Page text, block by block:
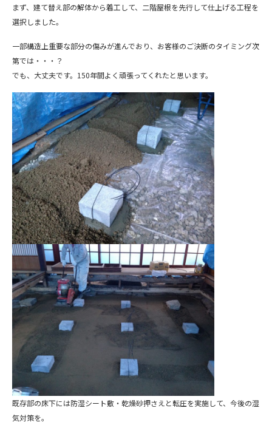
まず、建て替え部の解体から着工して、二階屋根を先行して仕上げる工程を
選択しました。
一部構造上重要な部分の傷みが進んでおり、お客様のご決断のタイミング次
第では・・・？
でも、大丈夫です。150年間よく頑張ってくれたと思います。
既存部の床下には防湿シート敷・乾燥砂押さえと転圧を実施して、今後の湿
気対策を。